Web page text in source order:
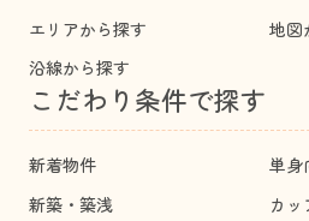
エリアから探す
地図
沿線から探す
こだわり条件で探す
新着物件
単身
新築・築浅
カ